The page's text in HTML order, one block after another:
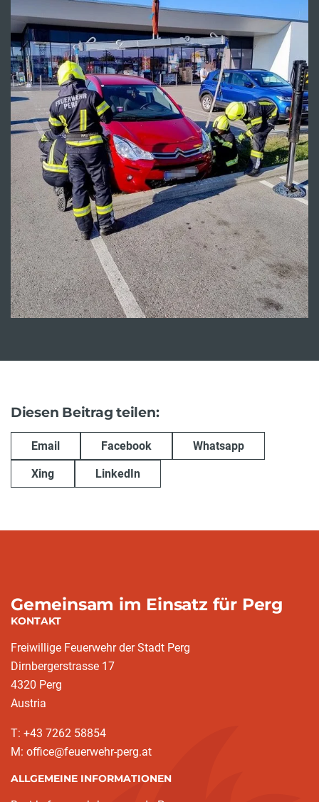
Diesen Beitrag teilen:
Email Facebook Whatsapp
Xing LinkedIn
Gemeinsam im Einsatz für Perg
KONTAKT
Freiwillige Feuerwehr der Stadt Perg
Dirnbergerstrasse 17
4320 Perg
Austria
T: +43 7262 58854
M: office@feuerwehr-perg.at
ALLGEMEINE INFORMATIONEN